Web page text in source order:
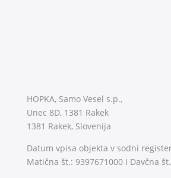
HOPKA, Samo Vesel s.p.,
Unec 8D, 1381 Rakek
1381 Rakek, Slovenija
Datum vpisa objekta v sodni
Matična št.: 9397671000 I Davčna